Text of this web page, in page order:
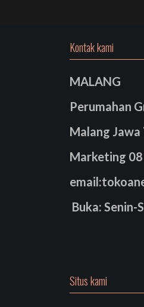
Kontak kami
MALANG
Perumahan
Malang
Marketing
Buka:
Situs kami